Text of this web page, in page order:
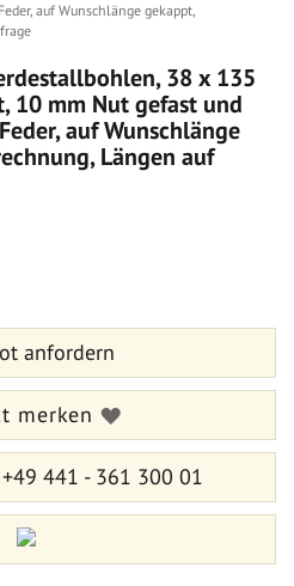
auf Wunschlänge gekappt,
38 x 135
10 mm Nut gefast und
auf Wunschlänge
Längen auf
anfordern
merken
441 - 361 300 01